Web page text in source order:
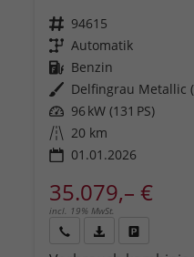
Fahrzeugnr. 94615
Getriebe Automatik
Kraftstoff Benzin
Außenfarbe Delfingrau Metallic
Leistung 96 kW (131 PS)
Kilometerstand 20 km
01.01.2026
35.079,– €
incl. 19% MwSt.